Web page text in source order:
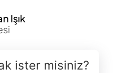
Işık
ister misiniz?